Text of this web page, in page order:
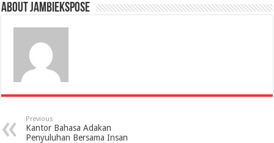
About jambiekspose
Previous
Kantor Bahasa Adakan
Penyuluhan Bersama Insan